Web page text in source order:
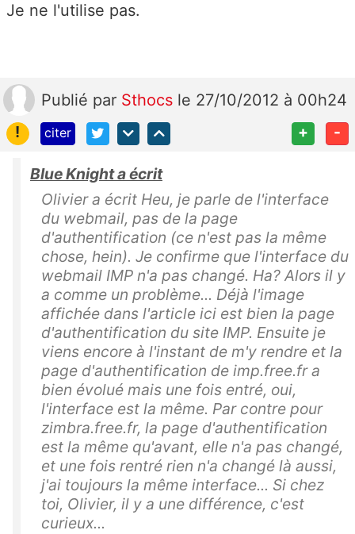
Je ne l'utilise pas.
Publié par Sthocs le 27/10/2012 à 00h24
!
citer + -
Blue Knight a écrit
Olivier a écrit Heu, je parle de l'interface
du webmail, pas de la page
d'authentification (ce n'est pas la même
chose, hein). Je confirme que l'interface du
webmail IMP n'a pas changé. Ha? Alors il y
a comme un problème... Déjà l'image
affichée dans l'article ici est bien la page
d'authentification du site IMP. Ensuite je
viens encore à l'instant de m'y rendre et la
page d'authentification de imp.free.fr a
bien évolué mais une fois entré, oui,
l'interface est la même. Par contre pour
zimbra.free.fr, la page d'authentification
est la même qu'avant, elle n'a pas changé,
et une fois rentré rien n'a changé là aussi,
j'ai toujours la même interface... Si chez
toi, Olivier, il y a une différence, c'est
curieux...